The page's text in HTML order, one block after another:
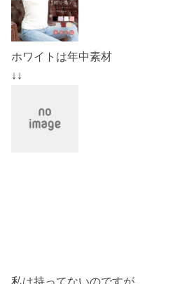
ホワイトは年中素材
↓↓
私は持ってないのですが、